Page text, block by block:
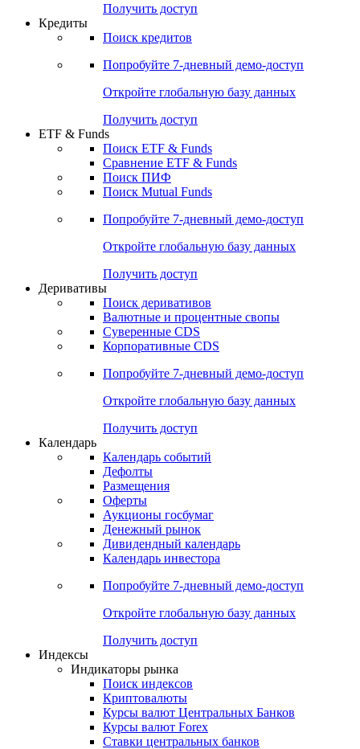
Получить доступ
Кредиты
Поиск кредитов
Попробуйте 7-дневный демо-доступ
Откройте глобальную базу данных
Получить доступ
ETF & Funds
Поиск ETF & Funds
Сравнение ETF & Funds
Поиск ПИФ
Поиск Mutual Funds
Попробуйте 7-дневный демо-доступ
Откройте глобальную базу данных
Получить доступ
Деривативы
Поиск деривативов
Валютные и процентные свопы
Суверенные CDS
Корпоративные CDS
Попробуйте 7-дневный демо-доступ
Откройте глобальную базу данных
Получить доступ
Календарь
Календарь событий
Дефолты
Размещения
Оферты
Аукционы госбумаг
Денежный рынок
Дивидендный календарь
Календарь инвестора
Попробуйте 7-дневный демо-доступ
Откройте глобальную базу данных
Получить доступ
Индексы
Индикаторы рынка
Поиск индексов
Криптовалюты
Курсы валют Центральных Банков
Курсы валют Forex
Ставки центральных банков